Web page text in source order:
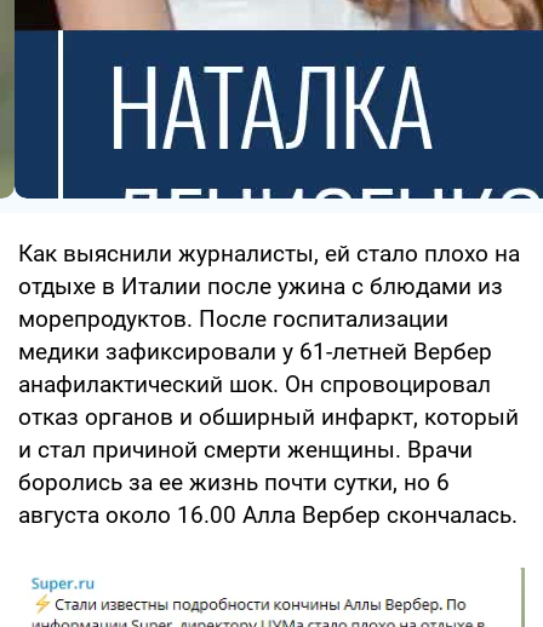
Как выяснили журналисты, ей стало плохо на
отдыхе в Италии после ужина с блюдами из
морепродуктов. После госпитализации
медики зафиксировали у 61-летней Вербер
анафилактический шок. Он спровоцировал
отказ органов и обширный инфаркт, который
и стал причиной смерти женщины. Врачи
боролись за ее жизнь почти сутки, но 6
августа около 16.00 Алла Вербер скончалась.